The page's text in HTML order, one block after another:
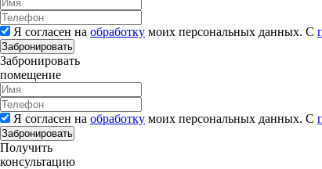
Я согласен на обработку моих персональных данных. С
Забронировать
Забронировать
помещение
Я согласен на обработку моих персональных данных. С
Забронировать
Получить
консультацию